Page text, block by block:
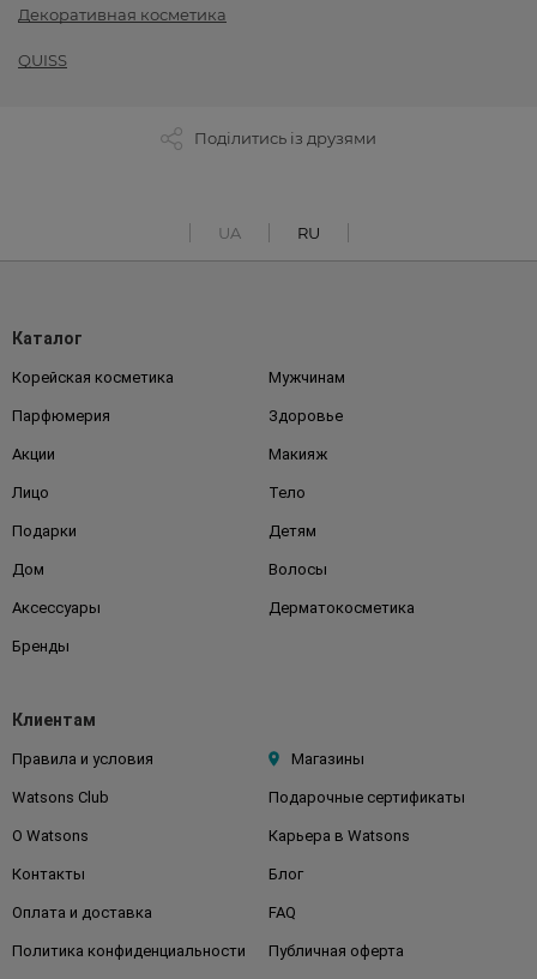
Декоративная косметика
QUISS
Поділитись із друзями
UA RU
Каталог
Корейская косметика Мужчинам
Парфюмерия Здоровье
Акции Макияж
Лицо Тело
Подарки Детям
Дом Волосы
Аксессуары Дерматокосметика
Бренды
Клиентам
Правила и условия Магазины
Watsons Club Подарочные сертификаты
О Watsons Карьера в Watsons
Контакты Блог
Оплата и доставка FAQ
Политика конфиденциальности Публичная оферта